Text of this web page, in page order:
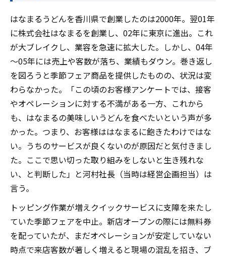
はなまるうどんを香川県で創業したのは2000年。翌01年
に株式会社はなまるを創業し、02年に東京に進出。これ
が大ブレイクし、業容を急速に拡大した。しかし、04年
～05年には売上や客数が落ち、業績もダウン。巻き返し
を図ろうと季節フェア商品を提供したものの、状況は変
わらなかった。「この頃のお客様アンケートでは、接客
やオペレーションに対する不満がある一方、これから
も、はなまるの美味しいうどんを食べたいという声が多
かった。つまり、お客様ははなまるに飽きたわけではな
い。うちのサービスが良くないのが原因だと気付きまし
た。ここで思い切った取り組みをしないと生き残れな
い、と判断した」と河村社長（当時は経営企画担当）は
言う。
トッピング作業が増えクイックサービスに支障を来たし
ていた季節フェアを中止。新店オープンの際には無料券
を配っていたが、まだオペレーションが安定していない
時点で来店客数が著しく増えると現場の混乱を招き、ブ